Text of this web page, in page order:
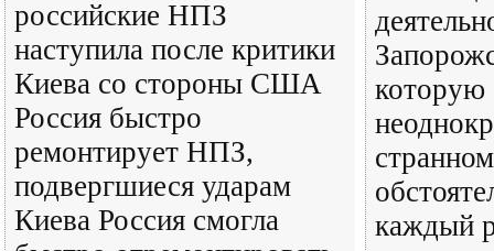
российские НПЗ
наступила после критики
Киева со стороны США
Россия быстро
ремонтирует НПЗ,
подвергшиеся ударам
Киева Россия смогла
которую
каждый